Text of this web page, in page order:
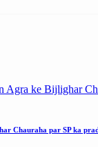
Chauraha par SP ka